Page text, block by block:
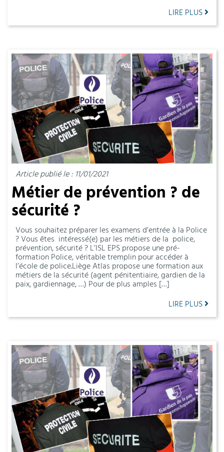
LIRE PLUS
Article publié le : 11/01/2021
Métier de prévention ? de
sécurité ?
Vous souhaitez préparer les examens d’entrée à la Police
? Vous êtes intéressé(e) par les métiers de la police,
prévention, sécurité ? L’ISL EPS propose une pré-
formation Police, véritable tremplin pour accéder à
l’école de police.Liège Atlas propose une formation aux
métiers de la sécurité (agent pénitentiaire, gardien de la
paix, gardiennage, …) Pour de plus amples […]
LIRE PLUS